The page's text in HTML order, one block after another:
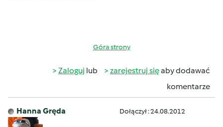
Góra strony
Zaloguj lub zarejestruj sięaby dodawać
komentarze
Hanna Gręda Dołączył : 24.08.2012